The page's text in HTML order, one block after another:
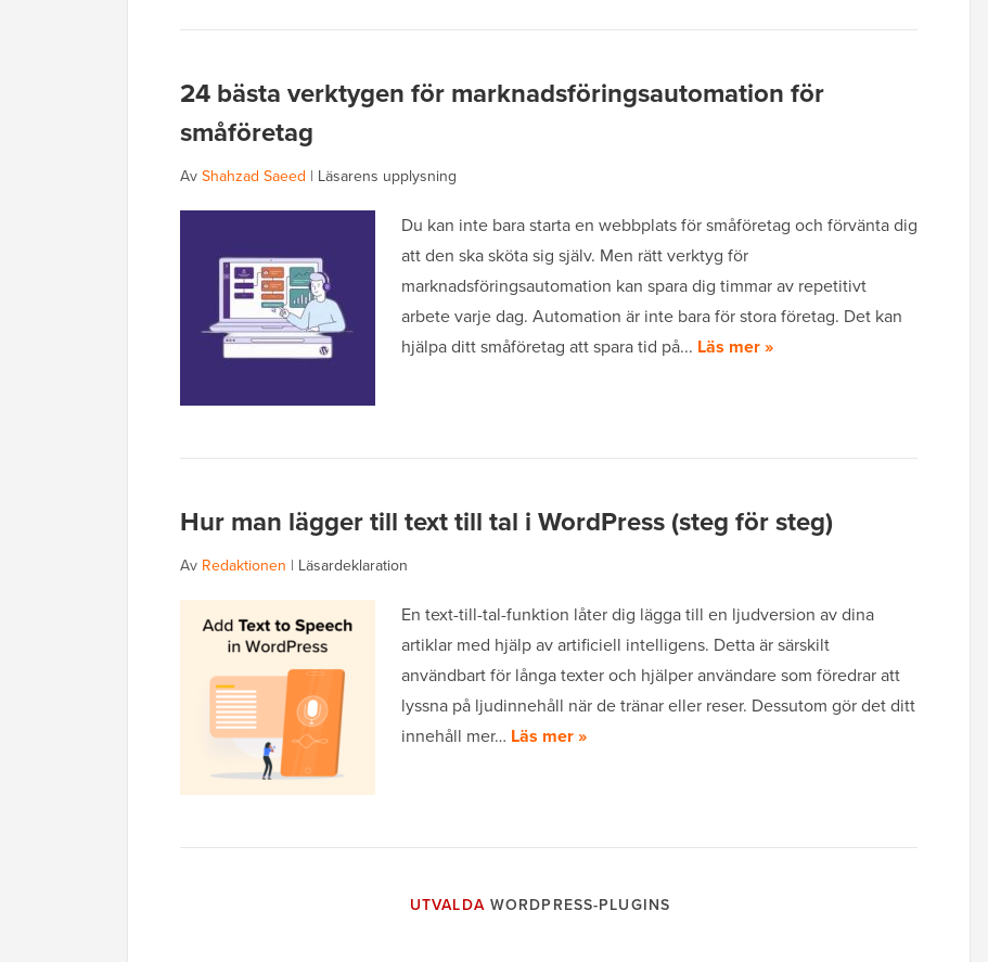
24 bästa verktygen för marknadsföringsautomation för
småföretag
AvShahzad Saeed | Läsarens upplysning
Du kan inte bara starta en webbplats för småföretag och förvänta dig
att den ska sköta sig själv. Men rätt verktyg för
marknadsföringsautomation kan spara dig timmar av repetitivt
arbete varje dag. Automation är inte bara för stora företag. Det kan
hjälpa ditt småföretag att spara tid på... Läs mer »
Hur man lägger till text till tal i WordPress (steg för steg)
Av Redaktionen | Läsardeklaration
En text-till-tal-funktion låter dig lägga till en ljudversion av dina
artiklar med hjälp av artificiell intelligens. Detta är särskilt
användbart för långa texter och hjälper användare som föredrar att
lyssna på ljudinnehåll när de tränar eller reser. Dessutom gör det ditt
innehåll mer… Läs mer »
UTVALDAWORDPRESS-PLUGINS